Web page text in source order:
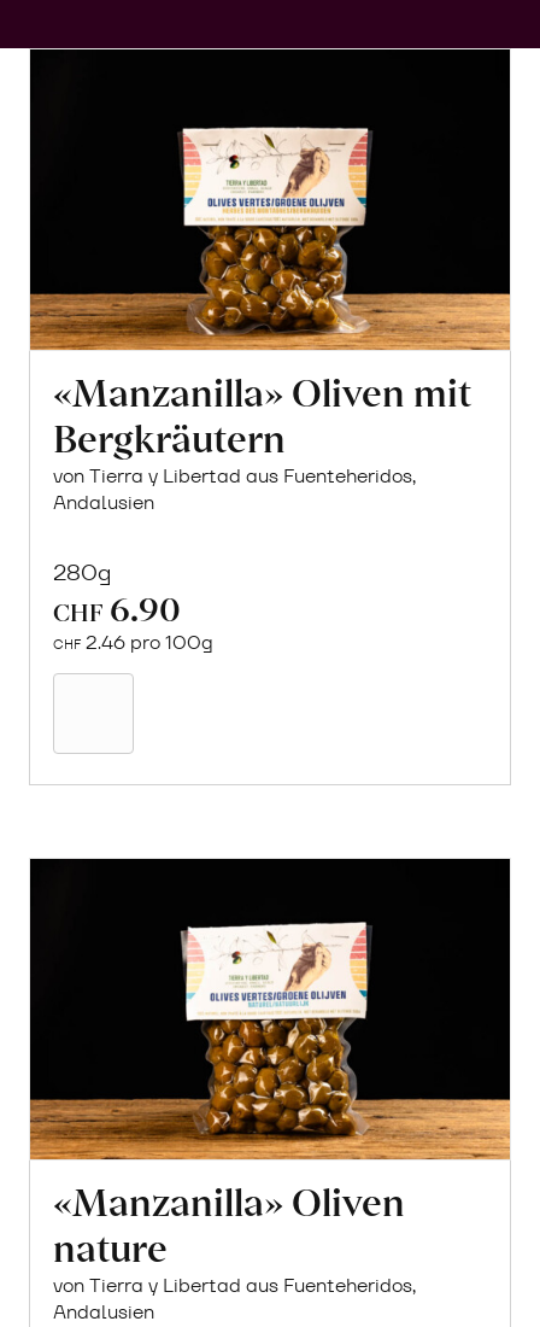
«Manzanilla» Oliven mit
Bergkräutern
von Tierra y Libertad aus Fuenteheridos,
Andalusien
280g
CHF 6.90
CHF 2.46 pro 100g
«Manzanilla» Oliven
nature
von Tierra y Libertad aus Fuenteheridos,
Andalusien